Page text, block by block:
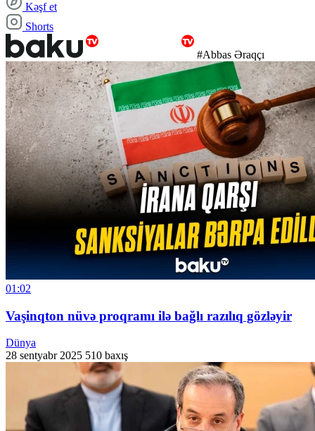
Kəşf et
Shorts
#Abbas Əraqçı
01:02
Vaşinqton nüvə proqramı ilə bağlı razılıq gözləyir
Dünya
28 sentyabr 2025 510 baxış